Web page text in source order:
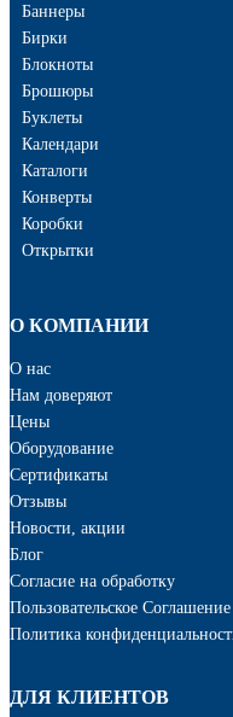
Баннеры
Бирки
Блокноты
Брошюры
Буклеты
Календари
Каталоги
Конверты
Коробки
Открытки
О КОМПАНИИ
О нас
Нам доверяют
Цены
Оборудование
Сертификаты
Отзывы
Новости, акции
Блог
Cогласие на обработку
Пользовательское Соглашение
Политика
ДЛЯ КЛИЕНТОВ